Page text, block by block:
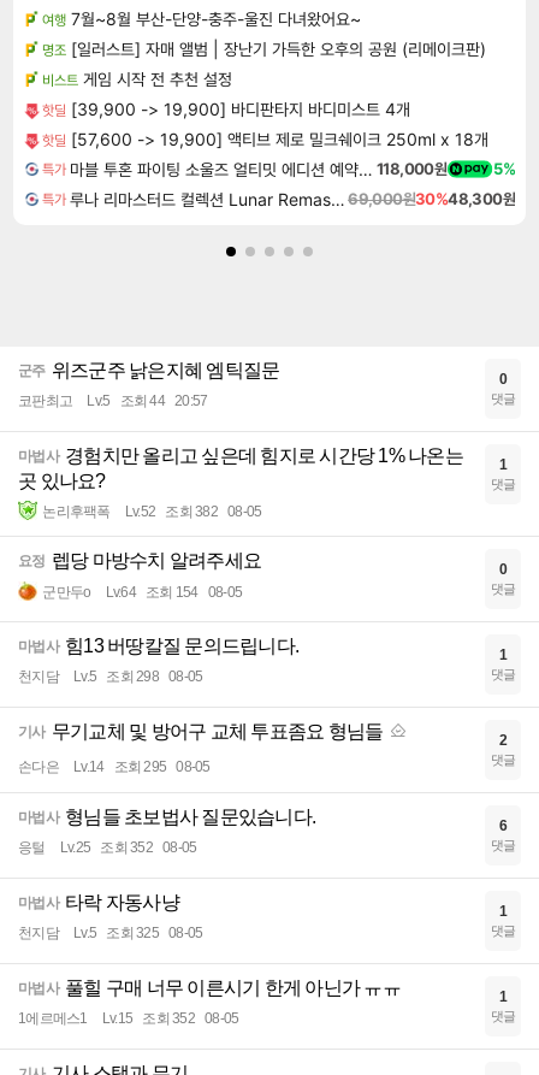
여행 7월~8월 부산-단양-충주-울진 다녀왔어요~
명조 [일러스트] 자매 앨범 | 장난기 가득한 오후의 공원 (리메이크판)
비스트 게임 시작 전 추천 설정
핫딜 [39,900 -> 19,900] 바디판타지 바디미스트 4개
핫딜 [57,600 -> 19,900] 액티브 제로 밀크쉐이크 250ml x 18개
특가 마블 투혼 파이팅 소울즈 얼티밋 에디션 예약구매 MARVEL Tokon Fighting Souls Ultimate Edition Pre-Purchase 118,000원 5%
특가 루나 리마스터드 컬렉션 Lunar Remastered Collection69,000원30%48,300원
군주 위즈군주 낡은지혜 엠틱질문
코판최고 Lv.5 조회 44 20:57
0
댓글
마법사 경험치만 올리고 싶은데 힘지로 시간당 1% 나온는
곳 있나요?
논리후팩폭 Lv.52 조회 382 08-05
1
댓글
요정 렙당 마방수치 알려주세요
군만두o Lv.64 조회 154 08-05
0
댓글
마법사 힘13 버땅칼질 문의드립니다.
천지담 Lv.5 조회 298 08-05
1
댓글
기사 무기교체 및 방어구 교체 투표좀요 형님들
손다은 Lv.14 조회 295 08-05
2
댓글
마법사 형님들 초보법사 질문있습니다.
응털 Lv.25 조회 352 08-05
6
댓글
마법사 타락 자동사냥
천지담 Lv.5 조회 325 08-05
1
댓글
마법사 풀힐 구매 너무 이른시기 한게 아닌가 ㅠㅠ
1에르메스1 Lv.15 조회 352 08-05
1
댓글